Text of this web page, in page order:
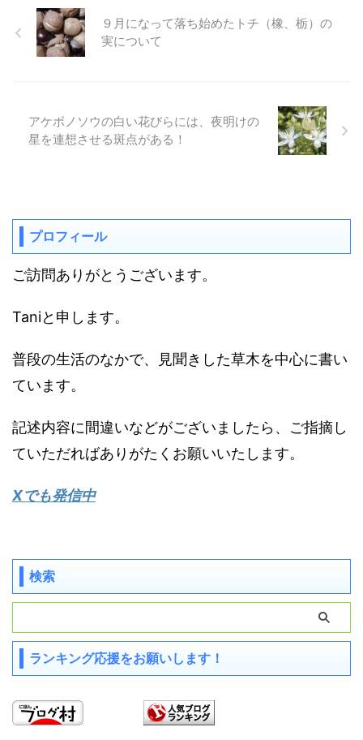
９月になって落ち始めたトチ（橡、栃）の
実について
アケボノソウの白い花びらには、夜明けの
星を連想させる斑点がある！
プロフィール
ご訪問ありがとうございます。
Taniと申します。
普段の生活のなかで、見聞きした草木を中心に書い
ています。
記述内容に間違いなどがございましたら、ご指摘し
ていただればありがたくお願いいたします。
Xでも発信中
検索
ランキング応援をお願いします！